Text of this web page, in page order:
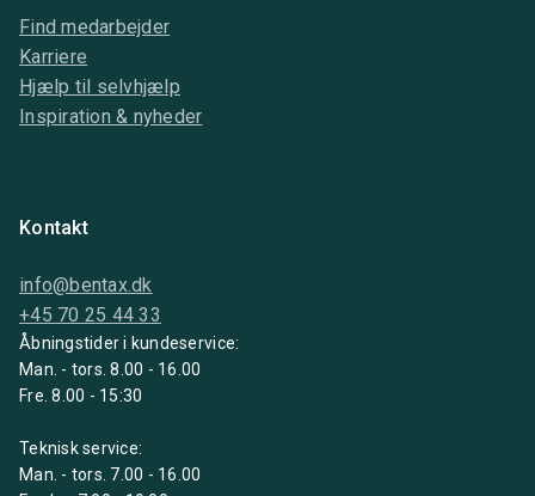
Find medarbejder
Karriere
Hjælp til selvhjælp
Inspiration & nyheder
Kontakt
info@bentax.dk
+45 70 25 44 33
Åbningstider i kundeservice:
Man. - tors. 8.00 - 16.00
Fre. 8.00 - 15:30
Teknisk service:
Man. - tors. 7.00 - 16.00